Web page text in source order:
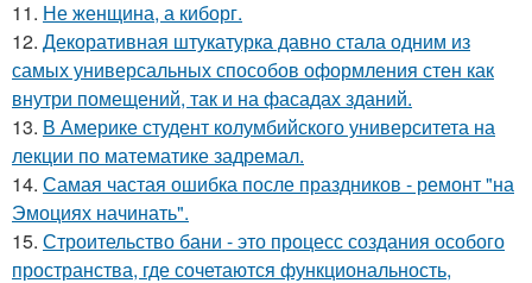
11. Не женщина, а киборг.
12. Декоративная штукатурка давно стала одним из
самых универсальных способов оформления стен как
внутри помещений, так и на фасадах зданий.
13. В Америке студент колумбийского университета на
лекции по математике задремал.
14. Самая частая ошибка после праздников - ремонт "на
Эмоциях начинать".
15. Строительство бани - это процесс создания особого
пространства, где сочетаются функциональность,